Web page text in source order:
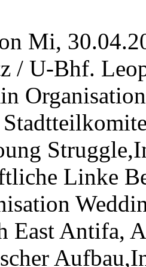
Mi,
/ U-Bhf.
Linke
East Antifa,